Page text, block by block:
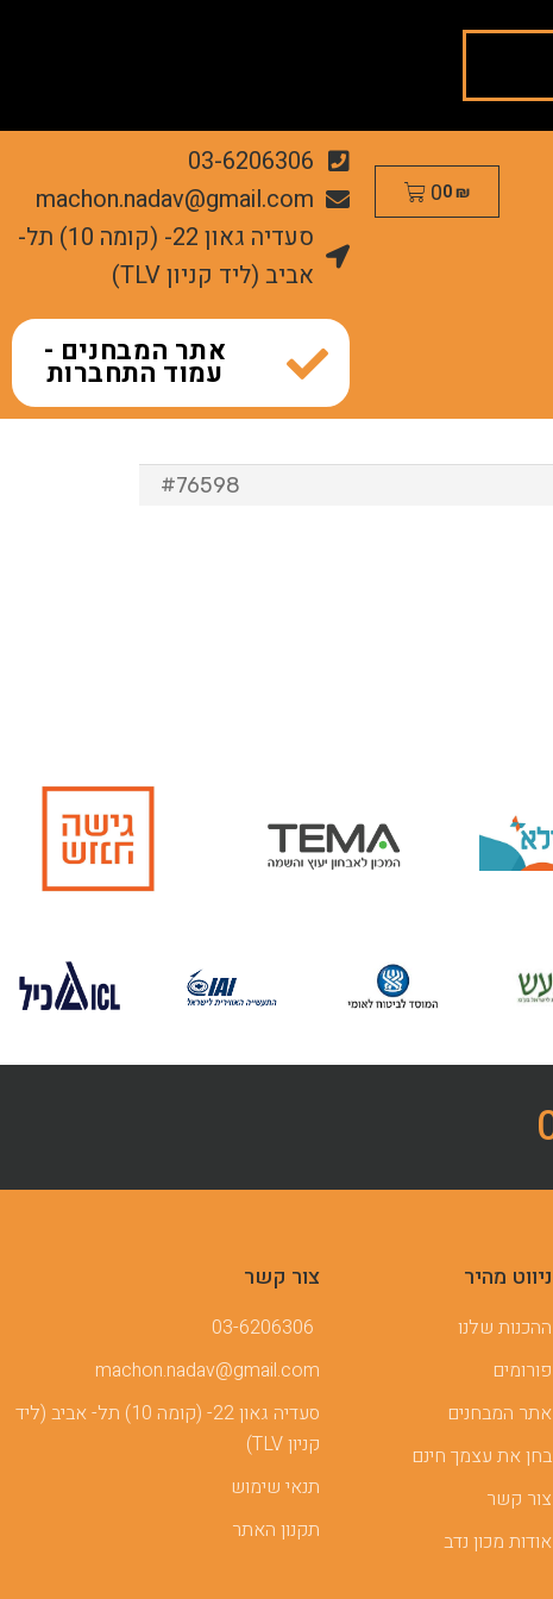
0₪
0
03-6206306
machon.nadav@gmail.com
סעדיה גאון 22- (קומה 10) תל-
אביב (ליד קניון TLV)
אתר המבחנים -
עמוד התחברות
#76598
ניווט מהיר
ההכנות שלנו
פורומים
אתר המבחנים
בחן את עצמך חינם
צור קשר
אודות מכון נדב
צור קשר
03-6206306
machon.nadav@gmail.com
סעדיה גאון 22- (קומה 10) תל- אביב (ליד
קניון TLV)
תנאי שימוש
תקנון האתר